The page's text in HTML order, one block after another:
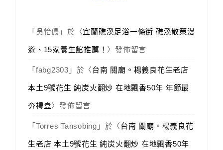
「 吳怡儂 」於〈宜蘭礁溪足浴一條街 礁溪散策漫
遊、15家養生館推薦！ 〉發佈留言
「 fabg2303 」於〈台南 關廟。楊義良花生老店
本土9號花生 純炭火翻炒 在地飄香50年 年節最
夯禮盒〉發佈留言
「 Torres Tansobing 」於〈台南 關廟。楊義良花
生老店 本土9號花生 純炭火翻炒 在地飄香50年